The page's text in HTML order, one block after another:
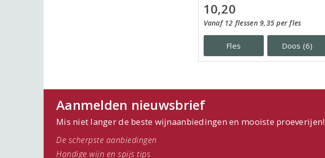
10,20
Vanaf 12 flessen 9,35 per fles
Fles Doos (6)
Aanmelden nieuwsbrief
Mis niet langer de beste wijnaanbiedingen en mooiste proeverijen!
De scherpste aanbiedingen
Handige wijn en spijs tips